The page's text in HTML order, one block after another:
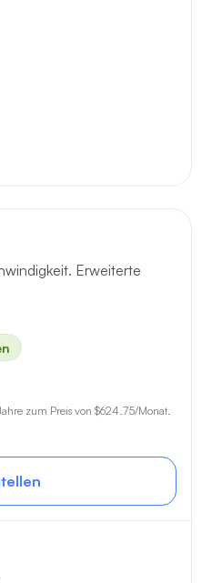
Erweiterte
zum Preis von $624.75/Monat.